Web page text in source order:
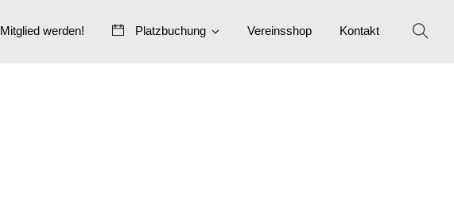
Mitglied werden! Platzbuchung Vereinsshop Kontakt